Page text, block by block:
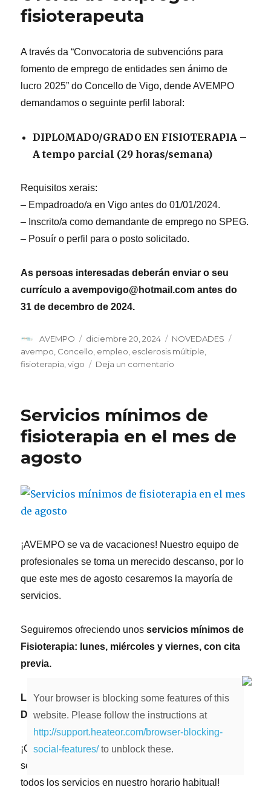
programa
fisioterapéutica,
atendeu
a
de
persoas
Esclerose
grazas
á
‘X
fisioterapeuta
A través da “Convocatoria de subvencións para
fomento de emprego de entidades sen ánimo de
lucro 2025” do Concello de Vigo, dende AVEMPO
demandamos o seguinte perfil laboral:
DIPLOMADO/GRADO EN FISIOTERAPIA –
A tempo parcial (29 horas/semana)
Requisitos xerais:
– Empadroado/a en Vigo antes do 01/01/2024.
– Inscrito/a como demandante de emprego no SPEG.
– Posuír o perfil para o posto solicitado.
As persoas interesadas deberán enviar o seu
currículo a avempovigo@hotmail.com antes do
31 de decembro de 2024.
Autor
AVEMPO
Publicado
el
diciembre 20, 2024 Categorías
NOVEDADES
avempo Concello empleo esclerosis múltiple
fisioterapia ,vigo Deja un comentario
fisioterapeuta
Servicios mínimos de
fisioterapia en el mes de
agosto
¡AVEMPO se va de vacaciones! Nuestro equipo de
profesionales se toma un merecido descanso, por lo
que este mes de agosto cesaremos la mayoría de
servicios.
Seguiremos ofreciendo unosservicios mínimos de
Fisioterapia: lunes, miércoles y viernes, con cita
previa.
LA ASOCIACIÓN PERMANECERÁ CERRADA
DEL 12 AL 16 DE AGOSTO
¡Que tengáis un muy feliz verano! ¡Nos vemos en
septiembre con las pilas recargadas, retomando
todos los servicios en nuestro horario habitual!
Your browser is blocking some features of this
website. Please follow the instructions at
http://support.heateor.com/browser-blocking-
social-features/to unblock these.